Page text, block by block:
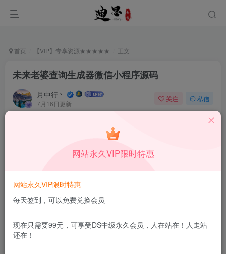
首页 【VIP】专享资源★★★★★ 正文
未来老婆查询生成器微信小程序源码
月中行丶
7月16日更新
关注 私信
未来老婆查询生成器微信小程序源码
此内容为付费资源，请付费后查看
￥9.9
DS中级会员免费
网站永久VIP限时特惠
网站永久VIP限时特惠
每天签到，可以免费兑换会员
现在只需要99元，可享受DS中级永久会员，人在站在！人走站
还在！